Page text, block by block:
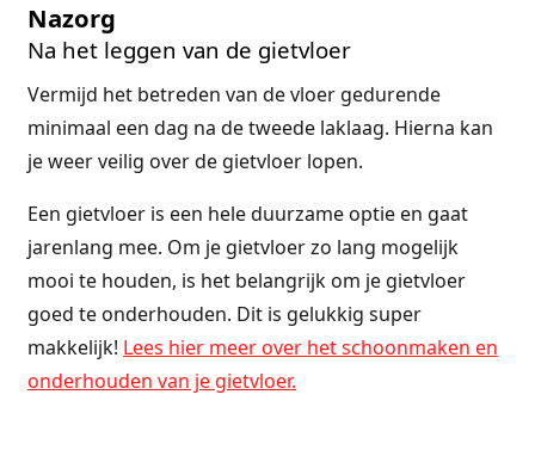
Nazorg
Na het leggen van de gietvloer
Vermijd het betreden van de vloer gedurende
minimaal een dag na de tweede laklaag. Hierna kan
je weer veilig over de gietvloer lopen.
Een gietvloer is een hele duurzame optie en gaat
jarenlang mee. Om je gietvloer zo lang mogelijk
mooi te houden, is het belangrijk om je gietvloer
goed te onderhouden. Dit is gelukkig super
makkelijk! Lees hier meer over het schoonmaken en
onderhouden van je gietvloer.